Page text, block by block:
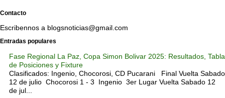
Contacto
Escribennos a blogsnoticias@gmail.com
Entradas populares
Fase Regional La Paz, Copa Simon Bolivar 2025: Resultados, Tabla
de Posiciones y Fixture
Clasificados: Ingenio, Chocorosi, CD Pucarani Final Vuelta Sabado
12 de julio Chocorosi 1 - 3 Ingenio 3er Lugar Vuelta Sabado 12
de jul...